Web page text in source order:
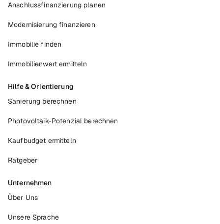
Anschlussfinanzierung planen
Modernisierung finanzieren
Immobilie finden
Immobilienwert ermitteln
Hilfe & Orientierung
Sanierung berechnen
Photovoltaik-Potenzial berechnen
Kaufbudget ermitteln
Ratgeber
Unternehmen
Über Uns
Unsere Sprache